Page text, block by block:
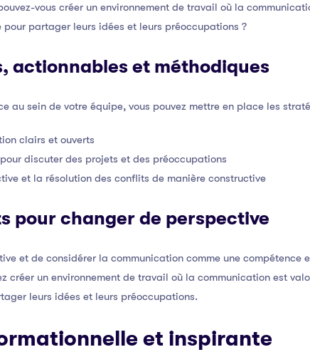
vous créer un environnement de travail où la
pour partager leurs idées et leurs préoccupations ?
actionnables et méthodiques
au sein de votre équipe, vous pouvez mettre en place les
clairs et ouverts
discuter des projets et des préoccupations
et la résolution des conflits de manière constructive
pour changer de perspective
et de considérer la communication comme une compétence
créer un environnement de travail où la communication est
leurs idées et leurs préoccupations.
et inspirante